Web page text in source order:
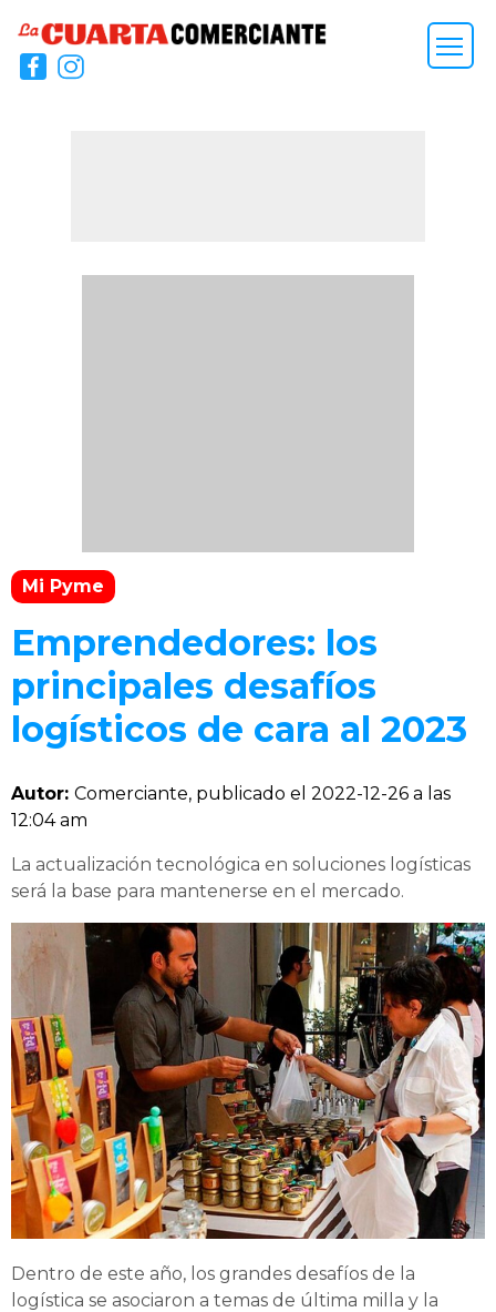
Mi Pyme
Emprendedores: los
principales desafíos
logísticos de cara al 2023
Autor: Comerciante, publicado el 2022-12-26 a las
12:04 am
La actualización tecnológica en soluciones logísticas
será la base para mantenerse en el mercado.
Dentro de este año, los grandes desafíos de la
logística se asociaron a temas de última milla y la